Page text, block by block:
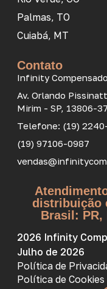
Palmas, TO
Cuiabá, MT
Contato
Infinity
Av. Orlando
Mirim - SP, 13806-
Telefone: (19)
(19) 97106-0987
distribuição
Brasil: PR,
2026 Infinity
Julho de 2026
Política de
Política de Cookies